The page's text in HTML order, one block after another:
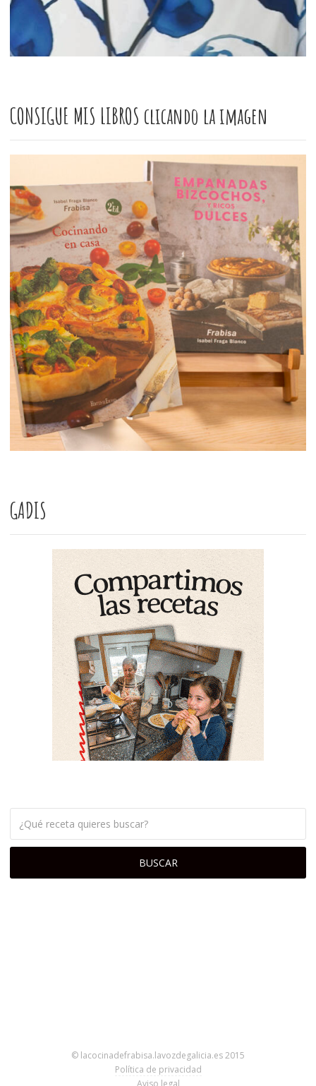
CONSIGUE MIS LIBROS clicando la imagen
GADIS
© lacocinadefrabisa.lavozdegalicia.es 2015
Política de privacidad
Aviso legal